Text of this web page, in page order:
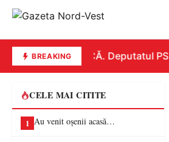
BREAKINGREPLICĂ. Deputatul
CELE MAI CITITE
1 Au venit oșenii acasă…